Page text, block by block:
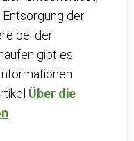
Entsorgung der
bei der
gibt es
Über die